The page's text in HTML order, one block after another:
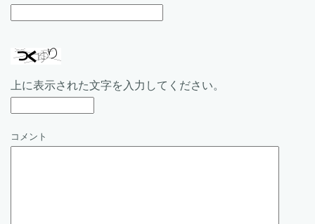
上に表示された文字を入力してください。
コメント